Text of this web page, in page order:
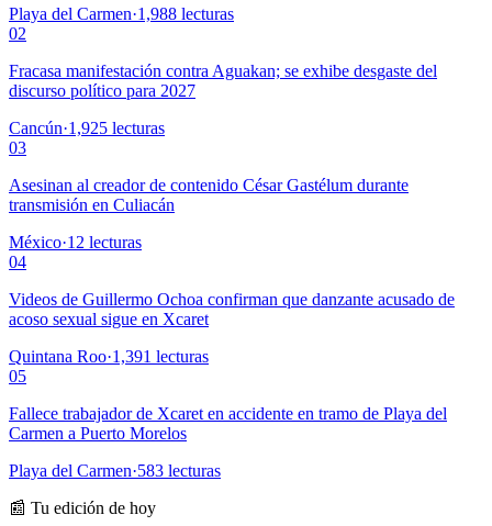
Playa del Carmen·1,988 lecturas
02
Fracasa manifestación contra Aguakan; se exhibe desgaste del
discurso político para 2027
Cancún·1,925 lecturas
03
Asesinan al creador de contenido César Gastélum durante
transmisión en Culiacán
México·12 lecturas
04
Videos de Guillermo Ochoa confirman que danzante acusado de
acoso sexual sigue en Xcaret
Quintana Roo·1,391 lecturas
05
Fallece trabajador de Xcaret en accidente en tramo de Playa del
Carmen a Puerto Morelos
Playa del Carmen·583 lecturas
📰 Tu edición de hoy